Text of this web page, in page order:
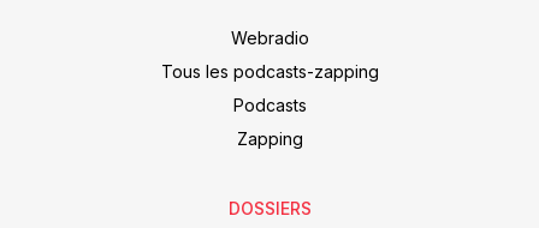
Webradio
Tous les podcasts-zapping
Podcasts
Zapping
DOSSIERS